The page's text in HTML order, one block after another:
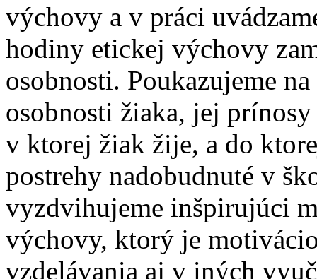
výchovy a v práci
hodiny etickej výchovy
osobnosti. Poukazujeme
osobnosti žiaka, jej
v ktorej žiak žije, a do
postrehy nadobudnuté v
vyzdvihujeme inšpirujúci
výchovy, ktorý je
vzdelávania aj v iných